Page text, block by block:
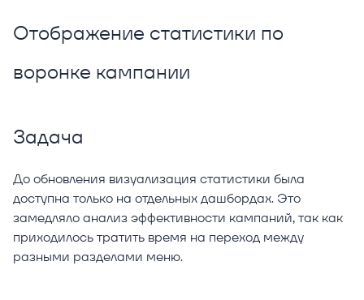
Отображение статистики по
воронке кампании
Задача
До обновления визуализация статистики была
доступна только на отдельных дашбордах. Это
замедляло анализ эффективности кампаний, так как
приходилось тратить время на переход между
разными разделами меню.